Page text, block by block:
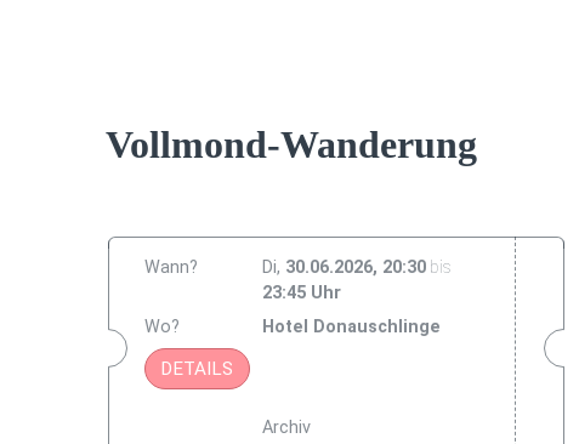
Vollmond-Wanderung
Wann? Di 30.06.2026, 20:30bis
23:45 Uhr
Wo?
Hotel Donauschlinge
Archiv
DETAILS